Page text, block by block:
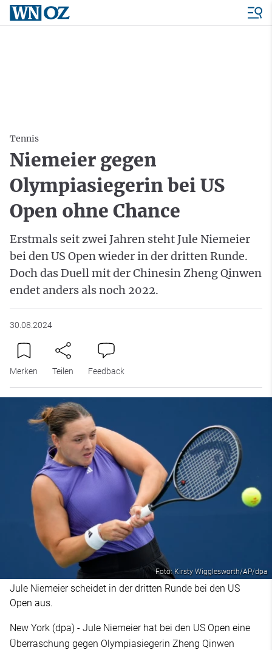
Tennis
Niemeier gegen
Olympiasiegerin bei US
Open ohne Chance
Erstmals seit zwei Jahren steht Jule Niemeier
bei den US Open wieder in der dritten Runde.
Doch das Duell mit der Chinesin Zheng Qinwen
endet anders als noch 2022.
30.08.2024
Merken Teilen Feedback
Foto: Kirsty Wigglesworth/AP/dpa
Jule Niemeier scheidet in der dritten Runde bei den US
Open aus.
New York (dpa) - Jule Niemeier hat bei den US Open eine
Überraschung gegen Olympiasiegerin Zheng Qinwen